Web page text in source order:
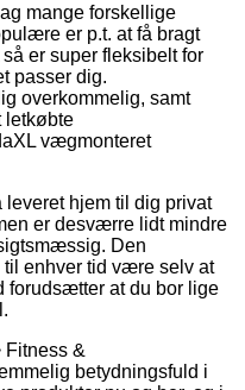
mange forskellige
er p.t. at få bragt
er super fleksibelt for
passer dig.
overkommelig, samt
letkøbte
vægmonteret
hjem til dig privat
er desværre lidt mindre
Den
enhver tid være selv at
forudsætter at du bor lige
Fitness &
betydningsfuld i